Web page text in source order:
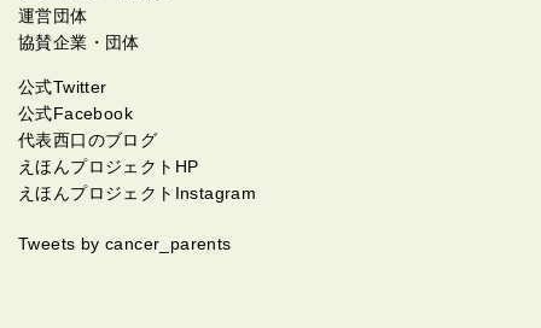
運営団体
協賛企業・団体
公式Twitter
公式Facebook
代表西口のブログ
えほんプロジェクトHP
えほんプロジェクトInstagram
Tweets by cancer_parents